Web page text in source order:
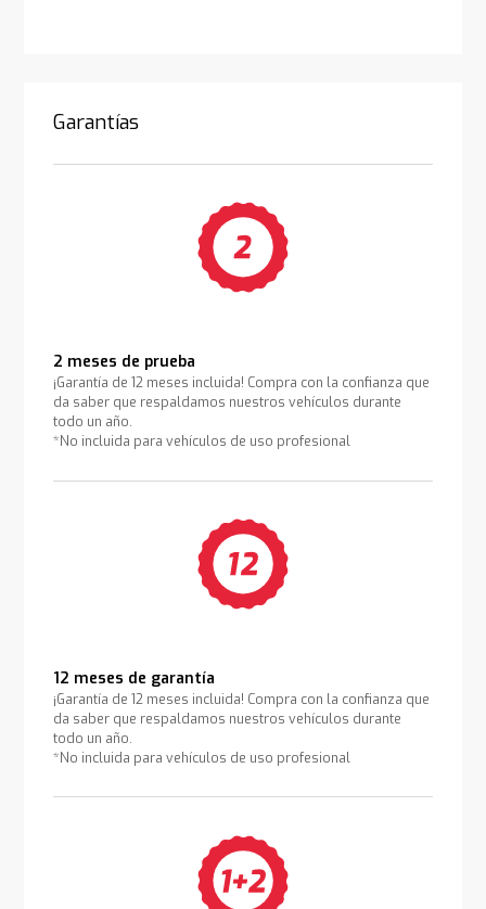
Garantías
2 meses de prueba
¡Garantía de 12 meses incluida! Compra con la confianza que
da saber que respaldamos nuestros vehículos durante
todo un año.
*No incluida para vehículos de uso profesional
12 meses de garantía
¡Garantía de 12 meses incluida! Compra con la confianza que
da saber que respaldamos nuestros vehículos durante
todo un año.
*No incluida para vehículos de uso profesional